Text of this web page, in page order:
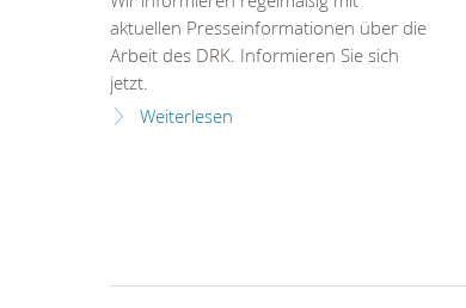
aktuellen Presseinformationen über die
Arbeit des DRK. Informieren Sie sich
jetzt.
Weiterlesen